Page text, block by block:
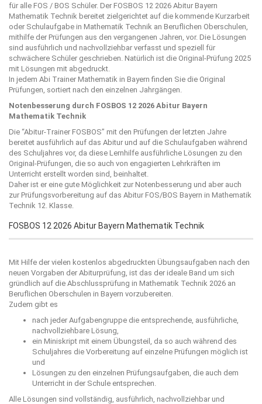
für alle FOS / BOS Schüler. Der FOSBOS 12 2026 Abitur Bayern
Mathematik Technik bereitet zielgerichtet auf die kommende Kurzarbeit
oder Schulaufgabe in Mathematik Technik an Beruflichen Oberschulen,
mithilfe der Prüfungen aus den vergangenen Jahren, vor. Die Lösungen
sind ausführlich und nachvollziehbar verfasst und speziell für
schwächere Schüler geschrieben. Natürlich ist die Original-Prüfung 2025
mit Lösungen mit abgedruckt.
In jedem Abi Trainer Mathematik in Bayern finden Sie die Original
Prüfungen, sortiert nach den einzelnen Jahrgängen.
Notenbesserung durch FOSBOS 12 2026 Abitur Bayern
Mathematik Technik
Die “Abitur-Trainer FOSBOS” mit den Prüfungen der letzten Jahre
bereitet ausführlich auf das Abitur und auf die Schulaufgaben während
des Schuljahres vor, da diese Lernhilfe ausführliche Lösungen zu den
Original-Prüfungen, die so auch von engagierten Lehrkräften im
Unterricht erstellt worden sind, beinhaltet.
Daher ist er eine gute Möglichkeit zur Notenbesserung und aber auch
zur Prüfungsvorbereitung auf das Abitur FOS/BOS Bayern in Mathematik
Technik 12. Klasse.
FOSBOS 12 2026 Abitur Bayern Mathematik Technik
Mit Hilfe der vielen kostenlos abgedruckten Übungsaufgaben nach den
neuen Vorgaben der Abiturprüfung, ist das der ideale Band um sich
gründlich auf die Abschlussprüfung in Mathematik Technik 2026 an
Beruflichen Oberschulen in Bayern vorzubereiten.
Zudem gibt es
nach jeder Aufgabengruppe die entsprechende, ausführliche,
nachvollziehbare Lösung,
ein Miniskript mit einem Übungsteil, da so auch während des
Schuljahres die Vorbereitung auf einzelne Prüfungen möglich ist
und
Lösungen zu den einzelnen Prüfungsaufgaben, die auch dem
Unterricht in der Schule entsprechen.
Alle Lösungen sind vollständig, ausführlich, nachvollziehbar und